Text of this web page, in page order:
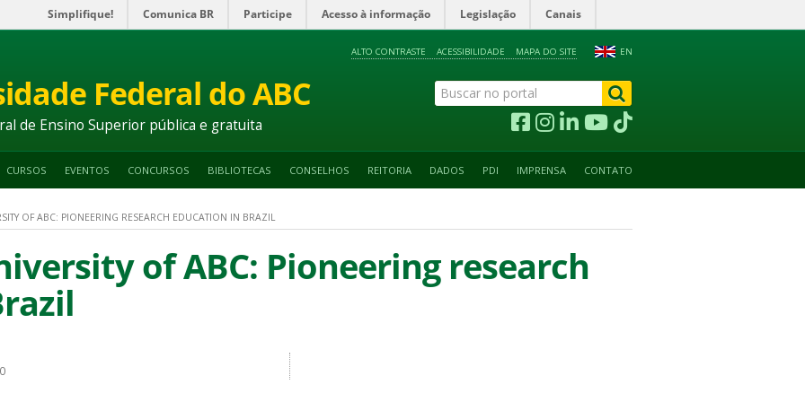
Simplifique! Comunica BR Participe Acesso à informação Legislação Canais
EN
ALTO CONTRASTE ACESSIBILIDADE MAPA DO SITE
Federal do ABC
de Ensino Superior pública e gratuita
CURSOS EVENTOS CONCURSOS BIBLIOTECAS CONSELHOS REITORIA DADOS PDI IMPRENSA CONTATO
OF ABC: PIONEERING RESEARCH EDUCATION IN BRAZIL
of ABC: Pioneering research